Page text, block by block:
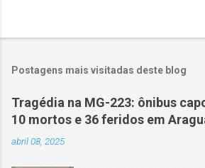
Postagens mais visitadas deste blog
Tragédia na MG-223: ônibus
10 mortos e 36 feridos em
abril 08, 2025